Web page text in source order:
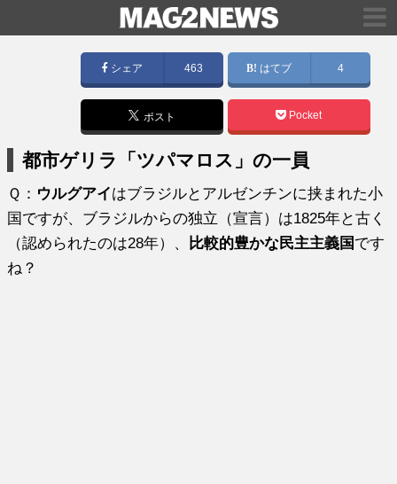
シェア 463 はてブ 4
ポスト Pocket
都市ゲリラ「ツパマロス」の一員
Ｑ： ウルグアイはブラジルとアルゼンチンに挟まれた小
国ですが、ブラジルからの独立（宣言）は1825年と古く
（認められたのは28年）、
比較的豊かな民主主義国 です
ね？